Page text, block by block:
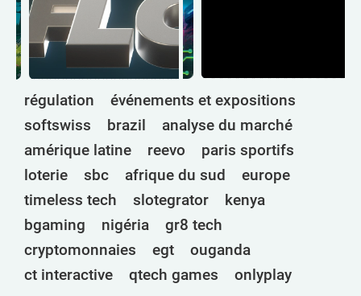
régulation
événements et expositions
softswiss
brazil
analyse du marché
amérique latine
reevo
paris sportifs
loterie
sbc afrique du sud
europe
timeless tech
slotegrator
kenya
bgaming
nigéria
gr8 tech
cryptomonnaies
egt
ouganda
ct interactive
qtech games
onlyplay